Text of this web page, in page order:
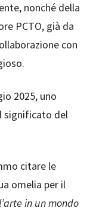
nonché della
PCTO, già da
con
2025, uno
significato del
citare le
omelia per il
in un mondo